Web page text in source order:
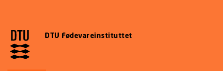
DTU Fødevareinstituttet